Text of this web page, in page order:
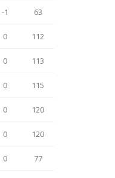
-1 63
0 112
0 113
0 115
0 120
0 120
0 77